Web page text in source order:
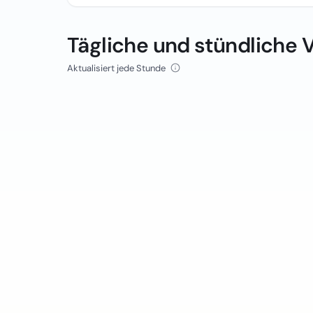
Tägliche und stündliche
Aktualisiert jede Stunde